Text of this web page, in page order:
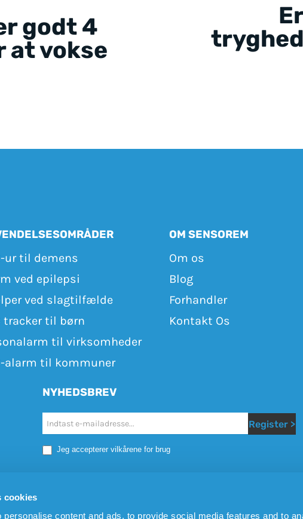
cookies
personalise content and ads, to provide social media features and to
godt 4
at vokse
ur til demens
ved epilepsi
ved slagtilfælde
tracker til børn
til virksomheder
alarm til kommuner
OM SENSOREM
Om os
Blog
Forhandler
Kontakt Os
NYHEDSBREV
Nyhedsbrev Register >
Jeg accepterer vilkårene for brug